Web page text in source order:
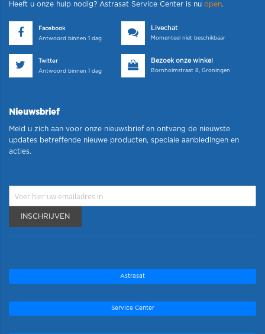
Heeft u onze hulp nodig? Astrasat Service Center is nu open.
Facebook
Antwoord binnen 1 dag
Livechat
Momenteel niet beschikbaar
Twitter
Antwoord binnen 1 dag
Bezoek onze winkel
Bornholmstraat 8, Groningen
Nieuwsbrief
Meld u zich aan voor onze nieuwsbrief en ontvang de nieuwste
updates betreffende nieuwe producten, speciale aanbiedingen en
acties.
INSCHRIJVEN
Astrasat
Service Center